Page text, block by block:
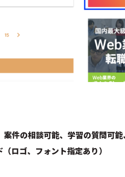
件の相談可能、学習の質問可
ロゴ、フォント指定あり）